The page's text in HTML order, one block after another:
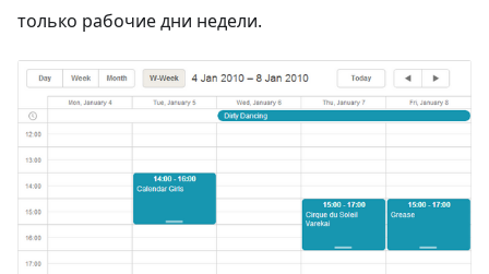
только рабочие дни недели.